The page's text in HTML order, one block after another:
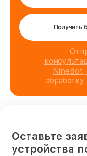
Получить
Оставьте
устройства